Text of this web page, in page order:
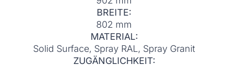
BREITE:
802 mm
MATERIAL:
Solid Surface, Spray RAL, Spray Granit
ZUGÄNGLICHKEIT: